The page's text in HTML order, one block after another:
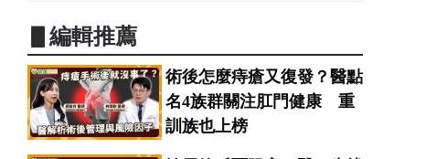
▋編輯推薦
術後怎麼痔瘡又復發？醫點
名4族群關注肛門健康 重
訓族也上榜